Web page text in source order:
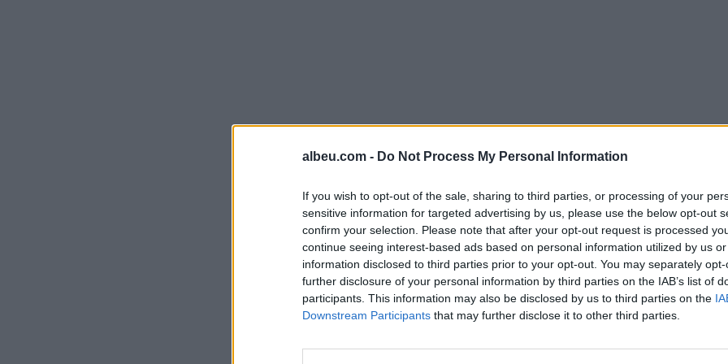
albeu.com - Do Not Process My Personal Information
If you wish to opt-out of the sale, sharing to third parties, or processing of your
sensitive information for targeted advertising by us, please use the below opt-out
confirm your selection. Please note that after your opt-out request is processed
continue seeing interest-based ads based on personal information utilized by us
information disclosed to third parties prior to your opt-out. You may separately
further disclosure of your personal information by third parties on the IAB’s list of
participants. This information may also be disclosed by us to third parties on the
Downstream Participants that may further disclose it to other third parties.